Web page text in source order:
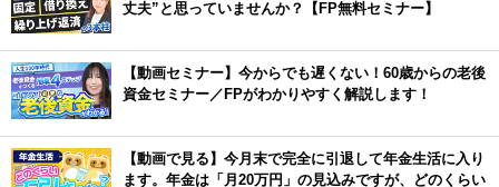
丈夫”と思っていませんか？【FP無料セミナー】
【動画セミナー】今からでも遅くない！60歳からの老後
資金セミナー／FPがわかりやすく解説します！
【動画で見る】今月末で完全に引退して年金生活に入り
ます。年金は「月20万円」の見込みですが、どのくらい